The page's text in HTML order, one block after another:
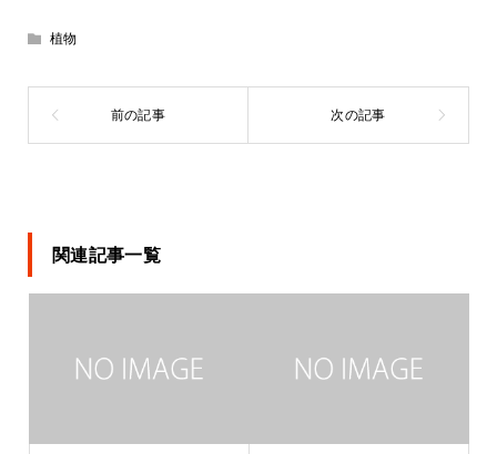
植物
関連記事一覧